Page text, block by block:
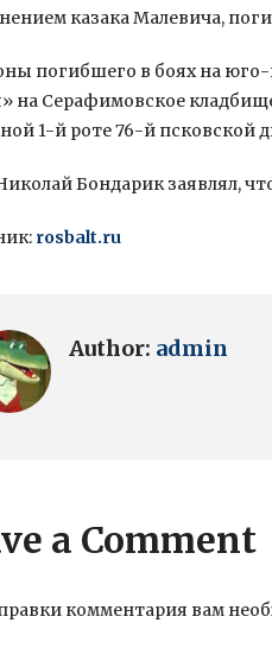
казака Малевича,
погибшего в боях на
на Серафимовское
1-й роте 76-й псковской
Бондарик заявлял,
rosbalt.ru
Author: admin
a Comment
комментария вам